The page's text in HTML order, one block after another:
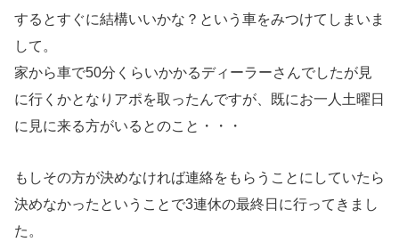
するとすぐに結構いいかな？という車をみつけてしまいま
して。
家から車で50分くらいかかるディーラーさんでしたが見
に行くかとなりアポを取ったんですが、既にお一人土曜日
に見に来る方がいるとのこと・・・
もしその方が決めなければ連絡をもらうことにしていたら
決めなかったということで3連休の最終日に行ってきまし
た。